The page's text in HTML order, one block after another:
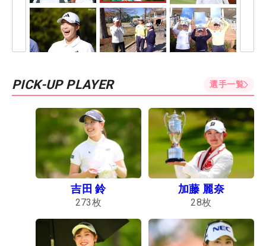
PICK-UP PLAYER 選手一覧
吉田 鈴
273枚
加藤 麗奈
28枚